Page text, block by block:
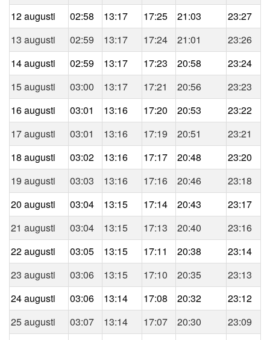
12 augusti
02:58 13:17 17:25 21:03
23:27
13 augusti
02:59 13:17 17:24 21:01
23:26
14 augusti
02:59 13:17 17:23 20:58
23:24
15 augusti
03:00 13:17 17:21 20:56
23:23
16 augusti
03:01 13:16 17:20 20:53
23:22
17 augusti
03:01 13:16 17:19 20:51
23:21
18 augusti
03:02 13:16 17:17 20:48
23:20
19 augusti
03:03 13:16 17:16 20:46
23:18
20 augusti
03:04 13:15 17:14 20:43
23:17
21 augusti
03:04 13:15 17:13 20:40
23:16
22 augusti
03:05 13:15 17:11 20:38
23:14
23 augusti
03:06 13:15 17:10 20:35
23:13
24 augusti
03:06 13:14 17:08 20:32
23:12
25 augusti
03:07 13:14 17:07 20:30
23:09